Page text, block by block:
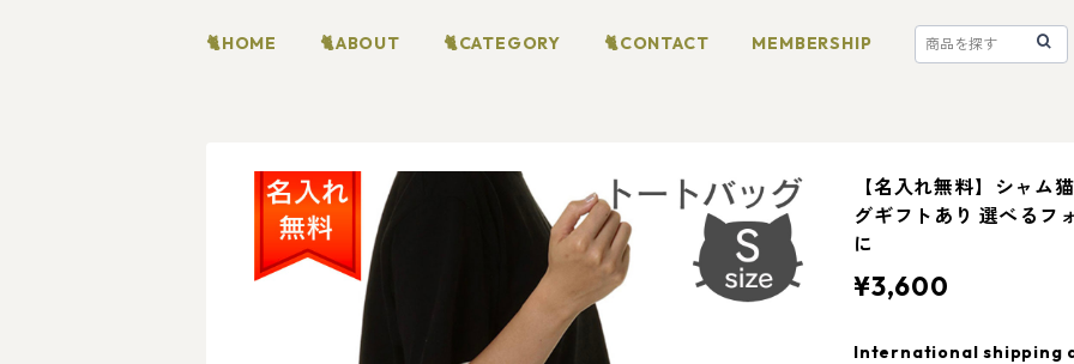
🐈HOME 🐈ABOUT 🐈CATEGORY 🐈CONTACT MEMBERSHIP
【名入れ無料】シャム
グギフトあり 選べる
に
¥3,600
International shipping